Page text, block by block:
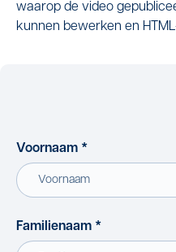
waarop de video
kunnen bewerken en
Voornaam *
Familienaam *